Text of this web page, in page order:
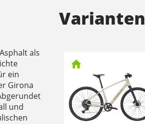
als
ein
Girona
und
Varianten